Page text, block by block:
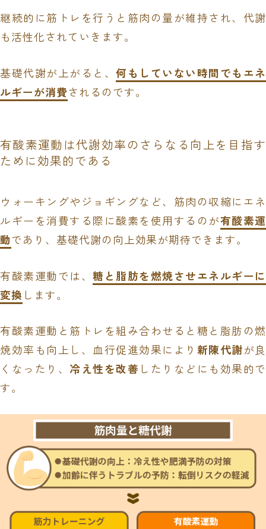
継続的に筋トレを行うと筋肉の量が維持され、代謝
も活性化されていきます。
基礎代謝が上がると、何もしていない時間でもエネ
ルギーが消費されるのです。
有酸素運動は代謝効率のさらなる向上を目指す
ために効果的である
ウォーキングやジョギングなど、筋肉の収縮にエネ
ルギーを消費する際に酸素を使用するのが有酸素運
動であり、基礎代謝の向上効果が期待できます。
有酸素運動では、糖と脂肪を燃焼させエネルギーに
変換 します。
有酸素運動と筋トレを組み合わせると糖と脂肪の燃
焼効率も向上し、血行促進効果により 新陳代謝が良
くなったり、冷え性を改善 したりなどにも効果的で
す。